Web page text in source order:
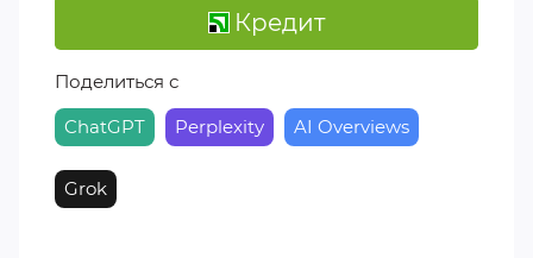
Кредит
Поделиться с
ChatGPT
Perplexity AI Overviews
Grok